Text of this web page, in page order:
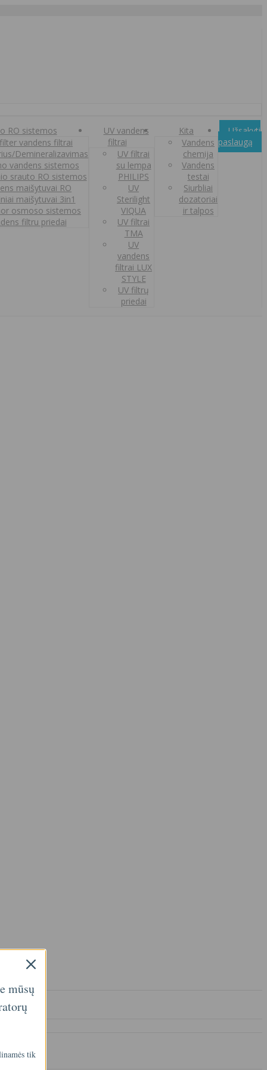
RO sistemos
vandens filtrai
Demineralizavimas
vandens sistemos
srauto RO sistemos
maišytuvai RO
maišytuvai 3in1
osmoso sistemos
filtru priedai
UV vandens
filtrai
UV filtrai
su lempa
PHILIPS
UV
Sterilight
VIQUA
UV filtrai
TMA
UV
vandens
filtrai LUX
STYLE
UV filtrų
priedai
Kita
Vandens
chemija
Vandens
testai
Siurbliai
dozatoriai
ir talpos
Užsakyti
paslaugą
mūsų
tik